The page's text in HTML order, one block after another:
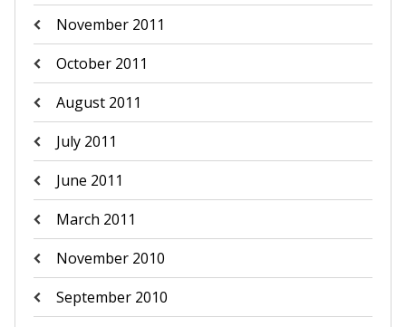
November 2011
October 2011
August 2011
July 2011
June 2011
March 2011
November 2010
September 2010